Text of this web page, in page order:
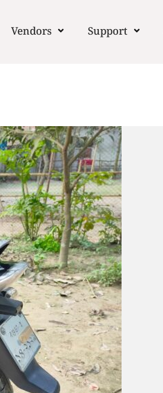
Vendors Support